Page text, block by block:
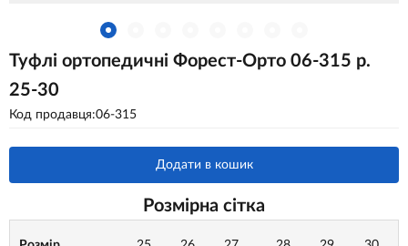
Туфлі ортопедичні Форест-Орто 06-315 р.
25-30
Код продавця:06-315
Додати в кошик
Розмірна сітка